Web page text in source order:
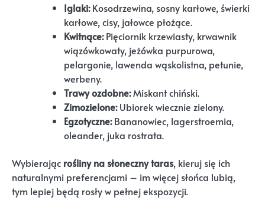
Iglaki:Kosodrzewina, sosny karłowe, świerki
karłowe, cisy, jałowce płożące.
Kwitnące:Pięciornik krzewiasty, krwawnik
wiązówkowaty, jeżówka purpurowa,
pelargonie, lawenda wąskolistna, petunie,
werbeny.
Trawy ozdobne:Miskant chiński.
Zimozielone:Ubiorek wiecznie zielony.
Egzotyczne:Bananowiec, lagerstroemia,
oleander, juka rostrata.
Wybierając rośliny na słoneczny taras, kieruj się ich
naturalnymi preferencjami – im więcej słońca lubią,
tym lepiej będą rosły w pełnej ekspozycji.